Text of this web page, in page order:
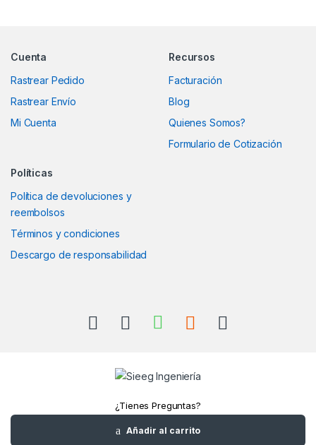
Añadir al carrito
Cuenta
Rastrear Pedido
Rastrear Envío
Mi Cuenta
Recursos
Facturación
Blog
Quienes Somos?
Formulario de Cotización
Políticas
Política de devoluciones y
reembolsos
Términos y condiciones
Descargo de responsabilidad
¿Tienes Preguntas?
Llámanos
+52(961)1180157